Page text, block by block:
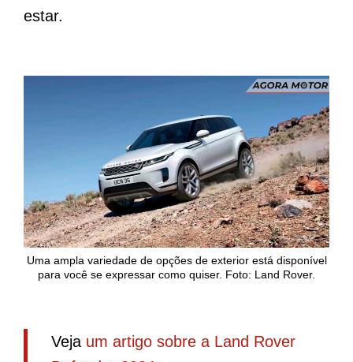
estar.
Uma ampla variedade de opções de exterior está disponível
para você se expressar como quiser. Foto: Land Rover.
Veja um artigo sobre a Land Rover